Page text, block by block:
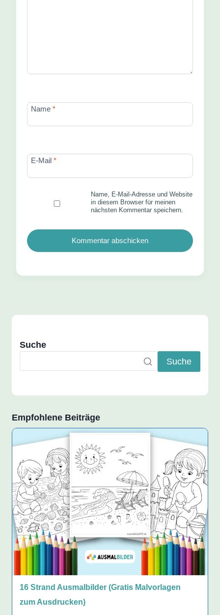
Name *
E-Mail *
Name, E-Mail-Adresse und Website
in diesem Browser für meinen
nächsten Kommentar speichern.
Suche
Suche
Empfohlene Beiträge
16 Strand Ausmalbilder (Gratis Malvorlagen
zum Ausdrucken)